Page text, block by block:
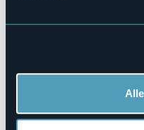
Öffnen Sie die